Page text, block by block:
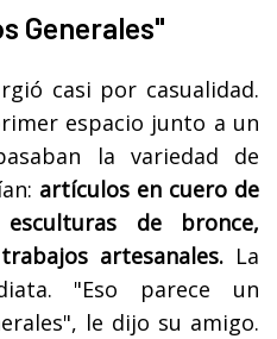
Generales"
casi por casualidad.
espacio junto a un
la variedad de
artículos en cuero de
esculturas de bronce,
artesanales. La
"Eso parece un
le dijo su amigo.